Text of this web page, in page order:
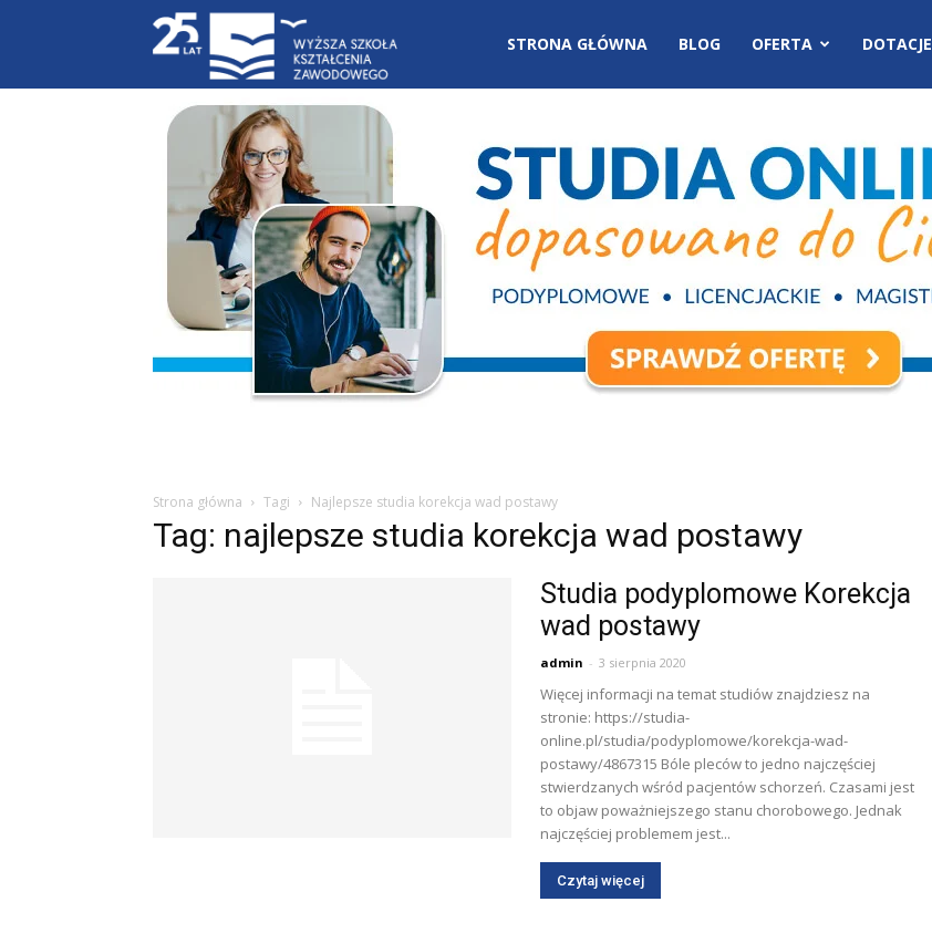
Blog
WSKZ
|
studia-
STRONA GŁÓWNA BLOG OFERTA DOTACJE
Strona główna Tagi Najlepsze studia korekcja wad postawy
Tag: najlepsze studia korekcja wad postawy
Studia podyplomowe Korekcja
wad postawy
admin - 3 sierpnia 2020
Więcej informacji na temat studiów znajdziesz na
stronie: https://studia-
online.pl/studia/podyplomowe/korekcja-wad-
postawy/4867315 Bóle pleców to jedno najczęściej
stwierdzanych wśród pacjentów schorzeń. Czasami jest
to objaw poważniejszego stanu chorobowego. Jednak
najczęściej problemem jest...
Czytaj więcej